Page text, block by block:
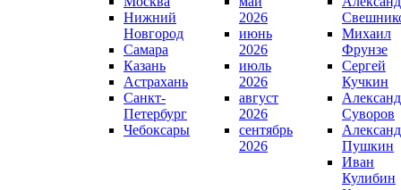
Нижний
Новгород
Самара
Казань
Астрахань
Санкт-
Петербург
Чебоксары
2026
июнь
2026
июль
2026
август
2026
сентябрь
2026
Михаил
Фрунзе
Сергей
Кучкин
Суворов
Пушкин
Иван
Кулибин